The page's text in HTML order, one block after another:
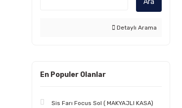
Ara
Detaylı Arama
En Populer Olanlar
Sis Farı Focus Sol ( MAKYAJLI KASA)